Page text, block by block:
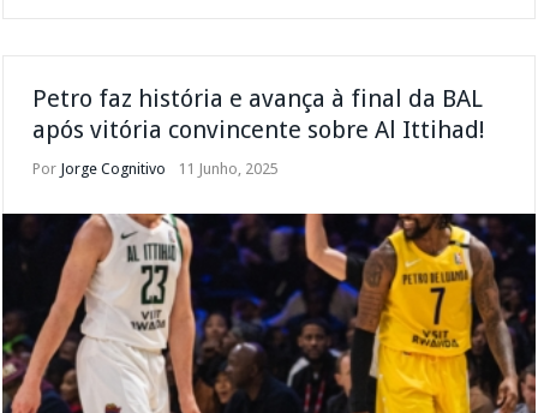
Petro faz história e avança à final da BAL
após vitória convincente sobre Al Ittihad!
Por Jorge Cognitivo 11 Junho, 2025